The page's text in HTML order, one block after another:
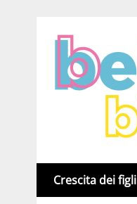
Crescita dei figli